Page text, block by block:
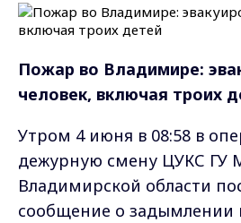
Пожар во Владимире:
человек, включая троих
Утром 4 июня в 08:58 в
дежурную смену ЦУКС ГУ
Владимирской области
сообщение о